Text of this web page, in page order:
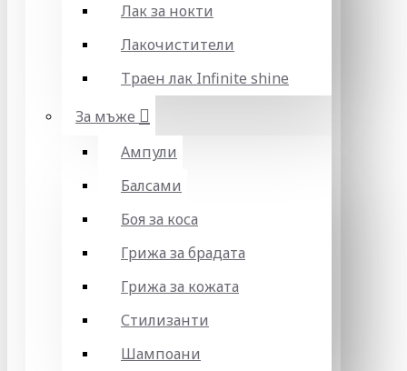
Лак за нокти
Лакочистители
Траен лак Infinite shine
За мъже
Ампули
Балсами
Боя за коса
Грижа за брадата
Грижа за кожата
Стилизанти
Шампоани